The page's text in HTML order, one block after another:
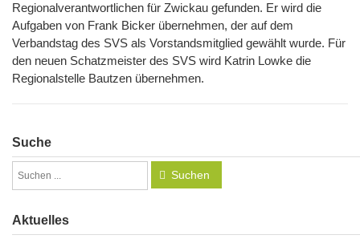
Regionalverantwortlichen für Zwickau gefunden. Er wird die
Aufgaben von Frank Bicker übernehmen, der auf dem
Verbandstag des SVS als Vorstandsmitglied gewählt wurde. Für
den neuen Schatzmeister des SVS wird Katrin Lowke die
Regionalstelle Bautzen übernehmen.
Suche
Suchen
Aktuelles